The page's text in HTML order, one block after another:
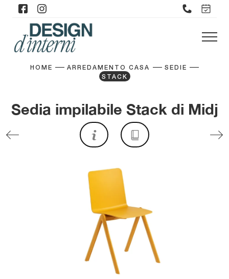
HOME ARREDAMENTO CASA
SEDIE
STACK
Sedia impilabile Stack di Midj